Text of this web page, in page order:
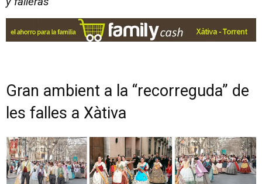
Gran ambient a la “recorreguda” de
les falles a Xàtiva